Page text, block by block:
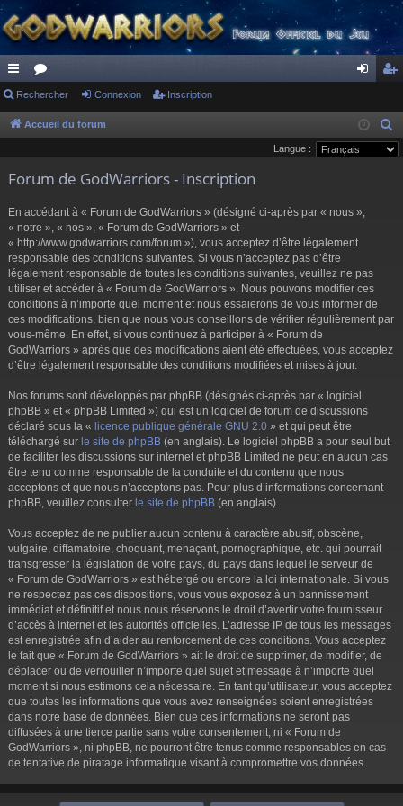
ac
co
ci
or
u
s
ne cri
pti
Rechercher Connexion Inscription
Accueil du forum
e
Langue :
Forum de GodWarriors - Inscription
En accédant à « Forum de GodWarriors » (désigné ci-après par « nous »,
« notre », « nos », « Forum de GodWarriors » et
« http://www.godwarriors.com/forum »), vous acceptez d’être légalement
responsable des conditions suivantes. Si vous n’acceptez pas d’être
légalement responsable de toutes les conditions suivantes, veuillez ne pas
utiliser et accéder à « Forum de GodWarriors ». Nous pouvons modifier ces
conditions à n’importe quel moment et nous essaierons de vous informer de
ces modifications, bien que nous vous conseillons de vérifier régulièrement par
vous-même. En effet, si vous continuez à participer à « Forum de
GodWarriors » après que des modifications aient été effectuées, vous acceptez
d’être légalement responsable des conditions modifiées et mises à jour.
Nos forums sont développés par phpBB (désignés ci-après par « logiciel
phpBB » et « phpBB Limited ») qui est un logiciel de forum de discussions
déclaré sous la « licence publique générale GNU 2.0 » et qui peut être
téléchargé sur le site de phpBB (en anglais). Le logiciel phpBB a pour seul but
de faciliter les discussions sur internet et phpBB Limited ne peut en aucun cas
être tenu comme responsable de la conduite et du contenu que nous
acceptons et que nous n’acceptons pas. Pour plus d’informations concernant
phpBB, veuillez consulter le site de phpBB (en anglais).
Vous acceptez de ne publier aucun contenu à caractère abusif, obscène,
vulgaire, diffamatoire, choquant, menaçant, pornographique, etc. qui pourrait
transgresser la législation de votre pays, du pays dans lequel le serveur de
« Forum de GodWarriors » est hébergé ou encore la loi internationale. Si vous
ne respectez pas ces dispositions, vous vous exposez à un bannissement
immédiat et définitif et nous nous réservons le droit d’avertir votre fournisseur
d’accès à internet et les autorités officielles. L’adresse IP de tous les messages
est enregistrée afin d’aider au renforcement de ces conditions. Vous acceptez
le fait que « Forum de GodWarriors » ait le droit de supprimer, de modifier, de
déplacer ou de verrouiller n’importe quel sujet et message à n’importe quel
moment si nous estimons cela nécessaire. En tant qu’utilisateur, vous acceptez
que toutes les informations que vous avez renseignées soient enregistrées
dans notre base de données. Bien que ces informations ne seront pas
diffusées à une tierce partie sans votre consentement, ni « Forum de
GodWarriors », ni phpBB, ne pourront être tenus comme responsables en cas
de tentative de piratage informatique visant à compromettre vos données.